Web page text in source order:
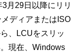
月29日以降にリリ
ディアまたはISO
、LCUをスリッ
現在、Windows